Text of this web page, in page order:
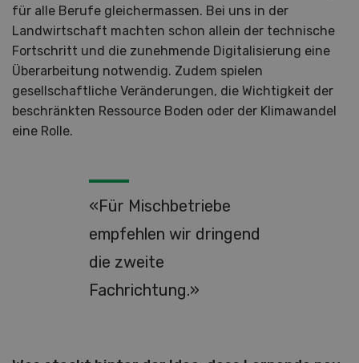
für alle Berufe gleichermassen. Bei uns in der
Landwirtschaft machten schon allein der technische
Fortschritt und die zunehmende Digitalisierung eine
Überarbeitung notwendig. Zudem spielen
gesellschaftliche Veränderungen, die Wichtigkeit der
beschränkten Ressource Boden oder der Klimawandel
eine Rolle.
«Für Mischbetriebe
empfehlen wir dringend
die zweite
Fachrichtung.»